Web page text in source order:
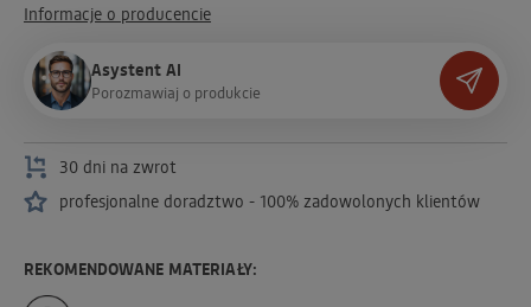
Informacje o producencie
Asystent AI
Porozmawiaj o produkcie
30 dni na zwrot
profesjonalne doradztwo - 100% zadowolonych klientów
REKOMENDOWANE MATERIAŁY: